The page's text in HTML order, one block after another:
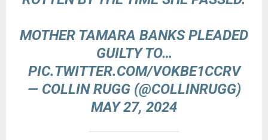
MOTHER TAMARA BANKS PLEADED
GUILTY TO…
PIC.TWITTER.COM/VOKBE1CCRV
— COLLIN RUGG (@COLLINRUGG)
MAY 27, 2024